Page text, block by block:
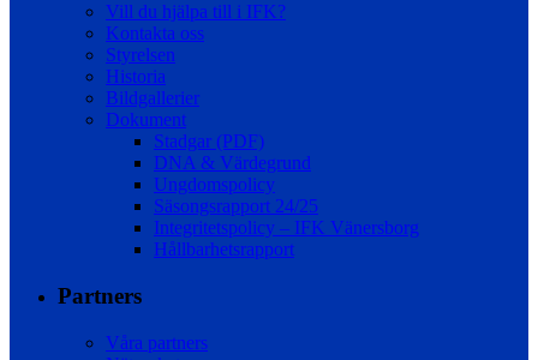
Vill du hjälpa till i IFK?
Kontakta oss
Styrelsen
Historia
Bildgallerier
Dokument
Stadgar (PDF)
DNA & Värdegrund
Ungdomspolicy
Säsongsrapport 24/25
Integritetspolicy – IFK Vänersborg
Hållbarhetsrapport
Partners
Våra partners